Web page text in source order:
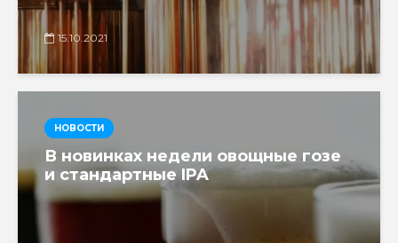
15.10.2021
НОВОСТИ
В новинках недели овощные гозе
и стандартные IPA